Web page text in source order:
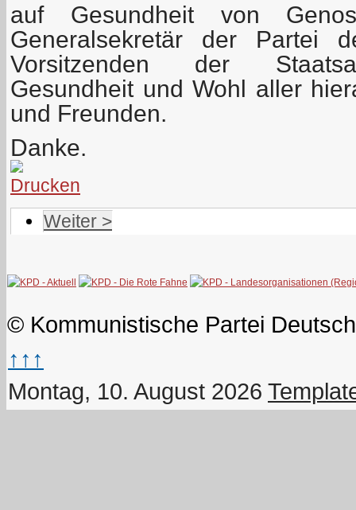
auf Gesundheit von
Generalsekretär der Partei
Vorsitzenden der
Gesundheit und Wohl aller
und Freunden.
Danke.
Weiter >
© Kommunistische Partei
↑↑↑
Montag, 10. August 2026